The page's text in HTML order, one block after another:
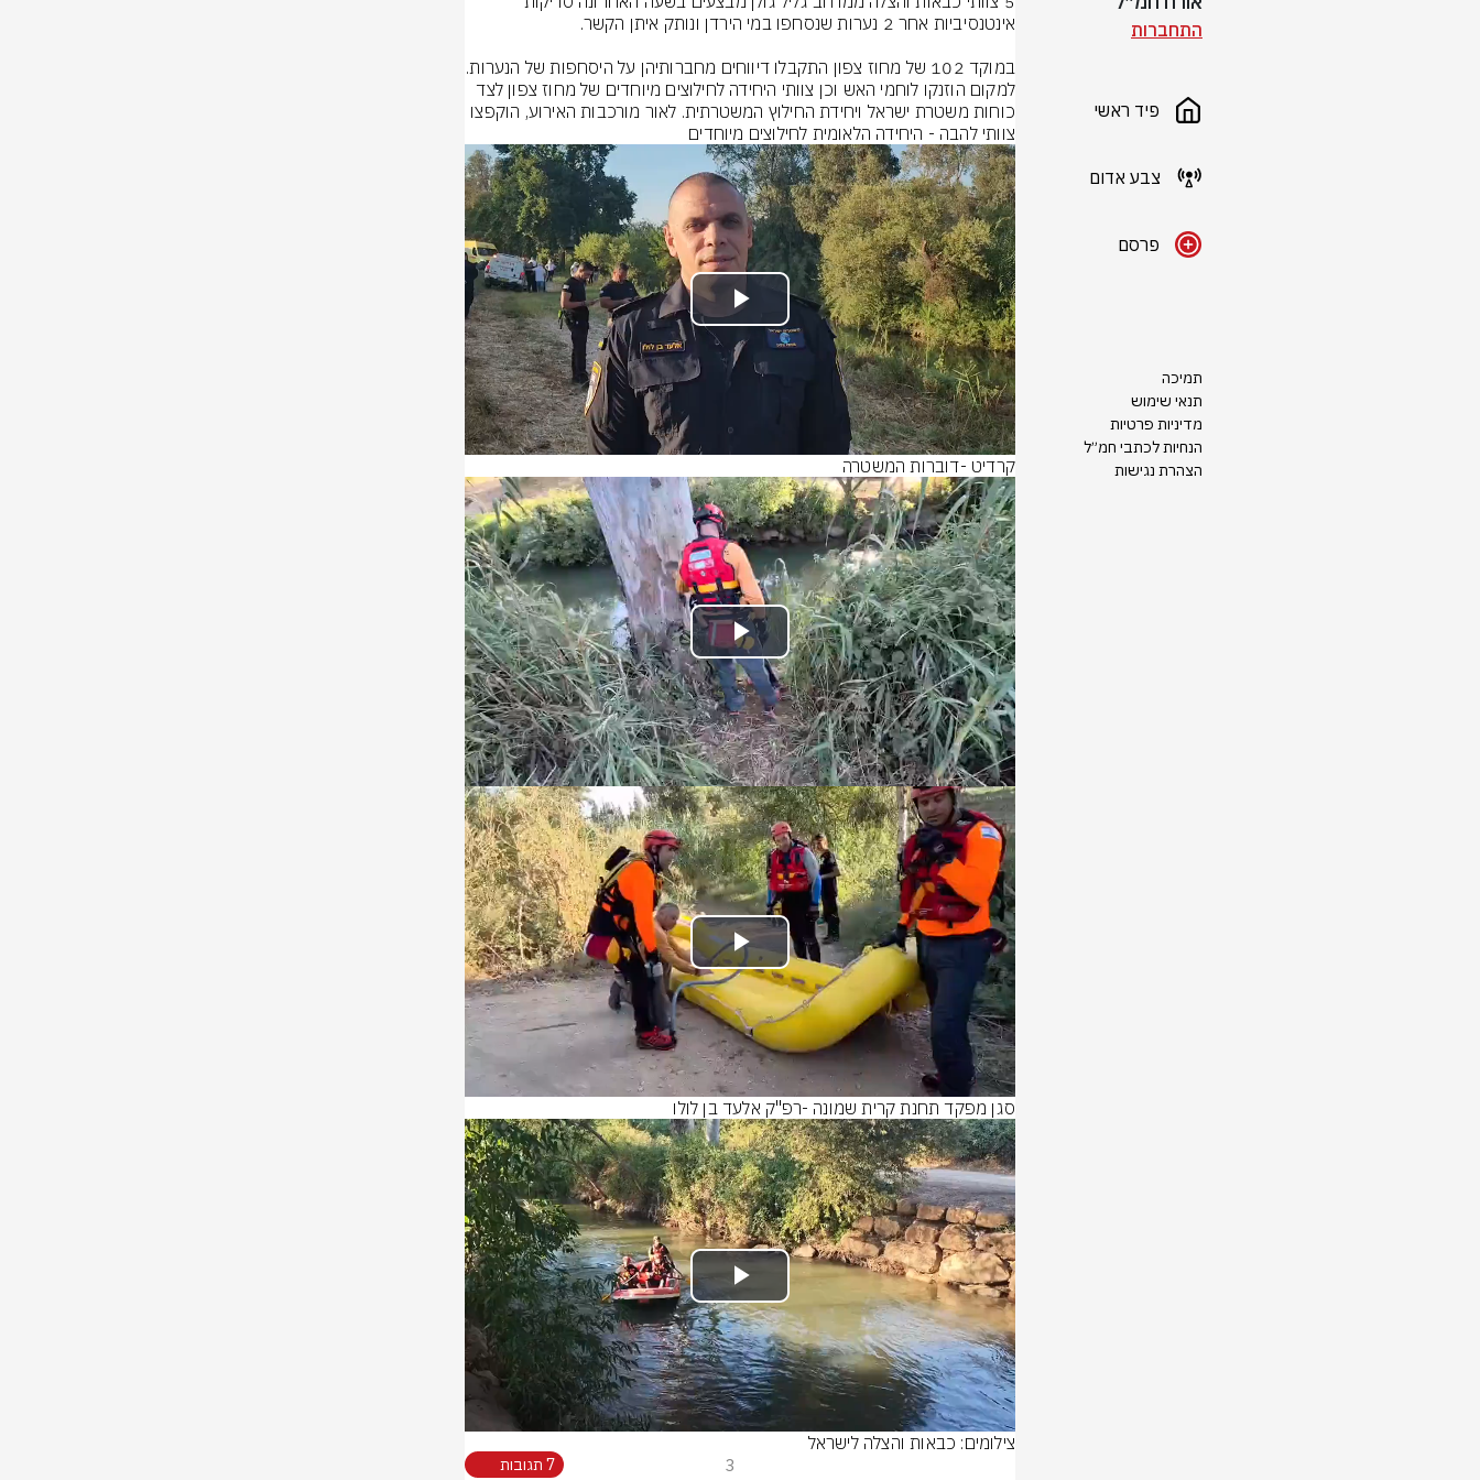
התחברות
פיד ראשי
צבע אדום
פרסם
תמיכה
תנאי שימוש
מדיניות פרטיות
הנחיות לכתבי חמ״ל
הצהרת נגישות
למקום הוזנקו לוחמי האש וכן צוותי היחידה לחילוצים מיוחדים של מחוז צפון לצד
צוותי להבה - היחידה הלאומית לחילוצים מיוחדים
Play
Video
קרדיט -דוברות המשטרה
Play
Video
Play
Video
סגן מפקד תחנת קרית שמונה -רפ"ק אלעד בן לולו
Play
Video
צילומים: כבאות והצלה לישראל
3 7 תגובות